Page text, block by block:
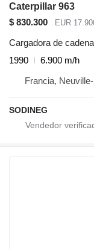
Caterpillar 963
$ 830.300
EUR
Cargadora de
1990
6.900 m/h
Francia,
SODINEG